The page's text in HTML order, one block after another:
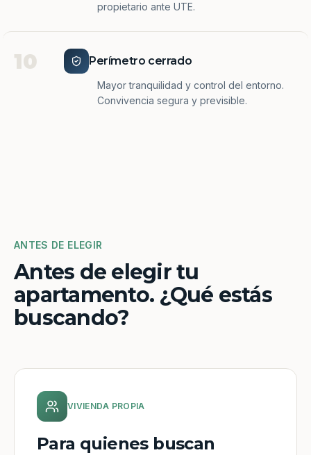
propietario ante UTE.
10 Perímetro cerrado
Mayor tranquilidad y control del entorno.
Convivencia segura y previsible.
ANTES DE ELEGIR
Antes de elegir tu
apartamento. ¿Qué estás
buscando?
VIVIENDA PROPIA
Para quienes buscan